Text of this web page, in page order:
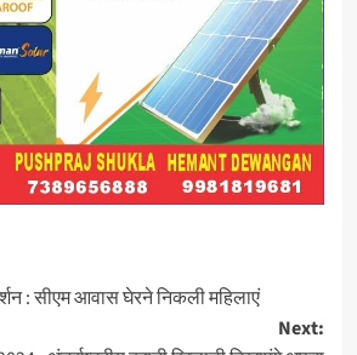
: सीएम आवास घेरने निकली महिलाएं
Next: